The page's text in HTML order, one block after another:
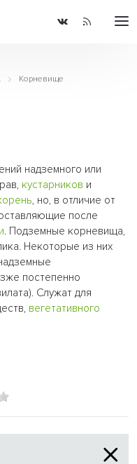
Корневище
надземного или
кустарников и
, но, в отличие от
после
. Подземные корневища,
Некоторые из них
постепенно
Служат для
вегетативного